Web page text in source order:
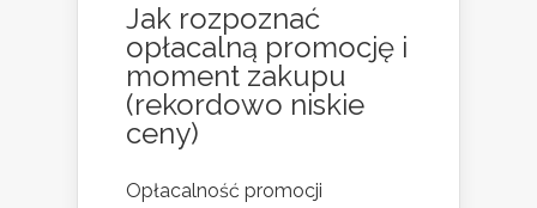
Jak rozpoznać
opłacalną promocję i
moment zakupu
(rekordowo niskie
ceny)
Opłacalność promocji